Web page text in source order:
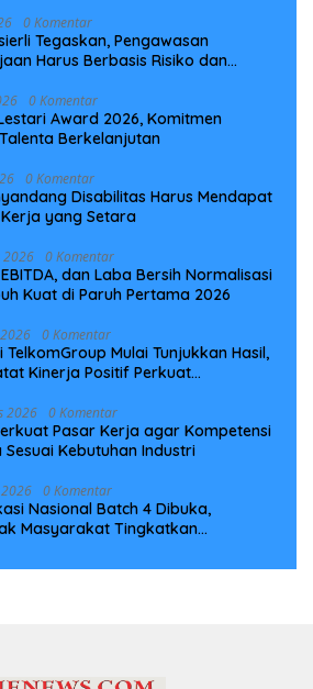
0 Komentar
Tegaskan, Pengawasan
Harus Berbasis Risiko dan
0 Komentar
Award 2026, Komitmen
Berkelanjutan
0 Komentar
Disabilitas Harus Mendapat
yang Setara
2026 0 Komentar
dan Laba Bersih Normalisasi
Kuat di Paruh Pertama 2026
0 Komentar
Mulai Tunjukkan Hasil,
Kinerja Positif Perkuat
2026 0 Komentar
Pasar Kerja agar Kompetensi
Kebutuhan Industri
2026 0 Komentar
Nasional Batch 4 Dibuka,
Masyarakat Tingkatkan